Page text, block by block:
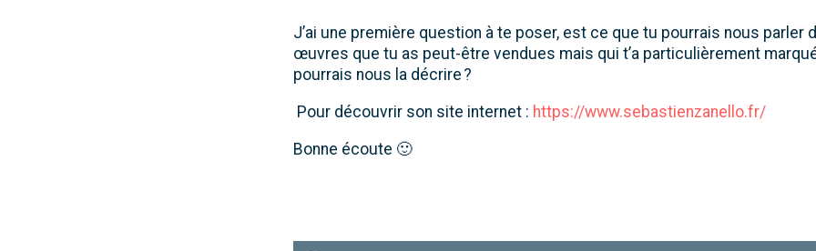
J’ai une première question à te poser, est ce que tu pourrais nous parler
œuvres que tu as peut-être vendues mais qui t’a particulièrement
pourrais nous la décrire ?
Pour découvrir son site internet : https://www.sebastienzanello.fr/
Bonne écoute 🙂